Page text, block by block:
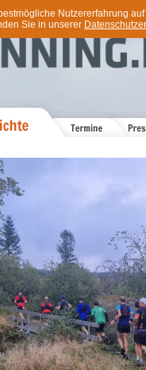
Nutzererfahrung
Sie in unserer